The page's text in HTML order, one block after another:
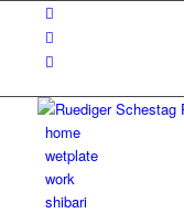
home
wetplate
work
shibari